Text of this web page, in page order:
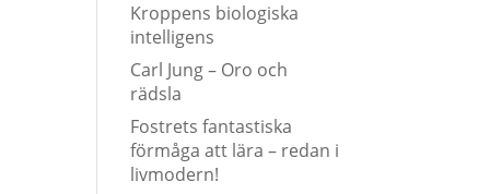
Kroppens biologiska
intelligens
Carl Jung – Oro och
rädsla
Fostrets fantastiska
förmåga att lära – redan i
livmodern!